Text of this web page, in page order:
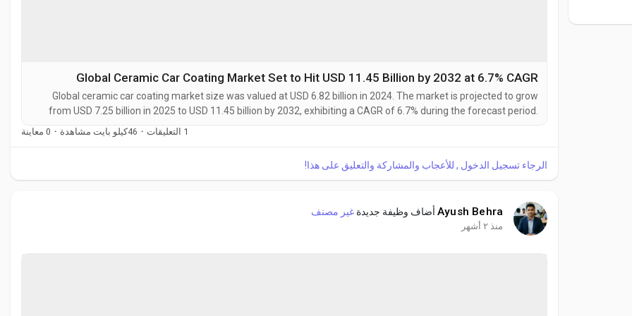
Global Ceramic Car Coating Market Set to Hit USD 11.45 Billion by 2032 at 6.7% CAGR
Global ceramic car coating market size was valued at USD 6.82 billion in 2024. The market is projected to grow
from USD 7.25 billion in 2025 to USD 11.45 billion by 2032, exhibiting a CAGR of 6.7% during the forecast period.
Ceramic car coatings are advanced liquid polymer solutions that chemically bond with a vehicle's factory paint,
1 التعليقات · 46كيلو بايت مشاهدة · 0 معاينة
الرجاء تسجيل الدخول , للأعجاب والمشاركة والتعليق على هذا!
Ayush Behra أضاف وظيفة جديدةغير مصنف
منذ ٢ أشهر